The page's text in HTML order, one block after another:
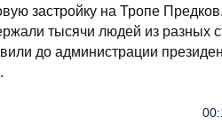
застройку на Тропе
тысячи людей из разных
до администрации